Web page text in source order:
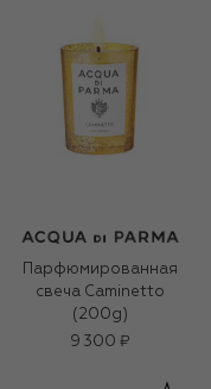
Парфюмированная
свеча Caminetto
(200g)
9 300 ₽